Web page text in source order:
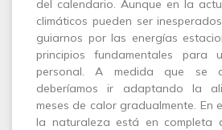
del calendario. Aunque en la
climáticos pueden ser
guiarnos por las energías
principios fundamentales para
personal. A medida que se
deberíamos ir adaptando la
meses de calor gradualmente. En
la naturaleza está en completa